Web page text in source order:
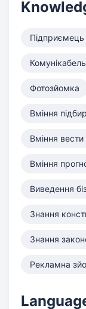
Фотозйомка
Вміння
Вміння
Вміння
Виведення
Знання
Знання
Рекламна